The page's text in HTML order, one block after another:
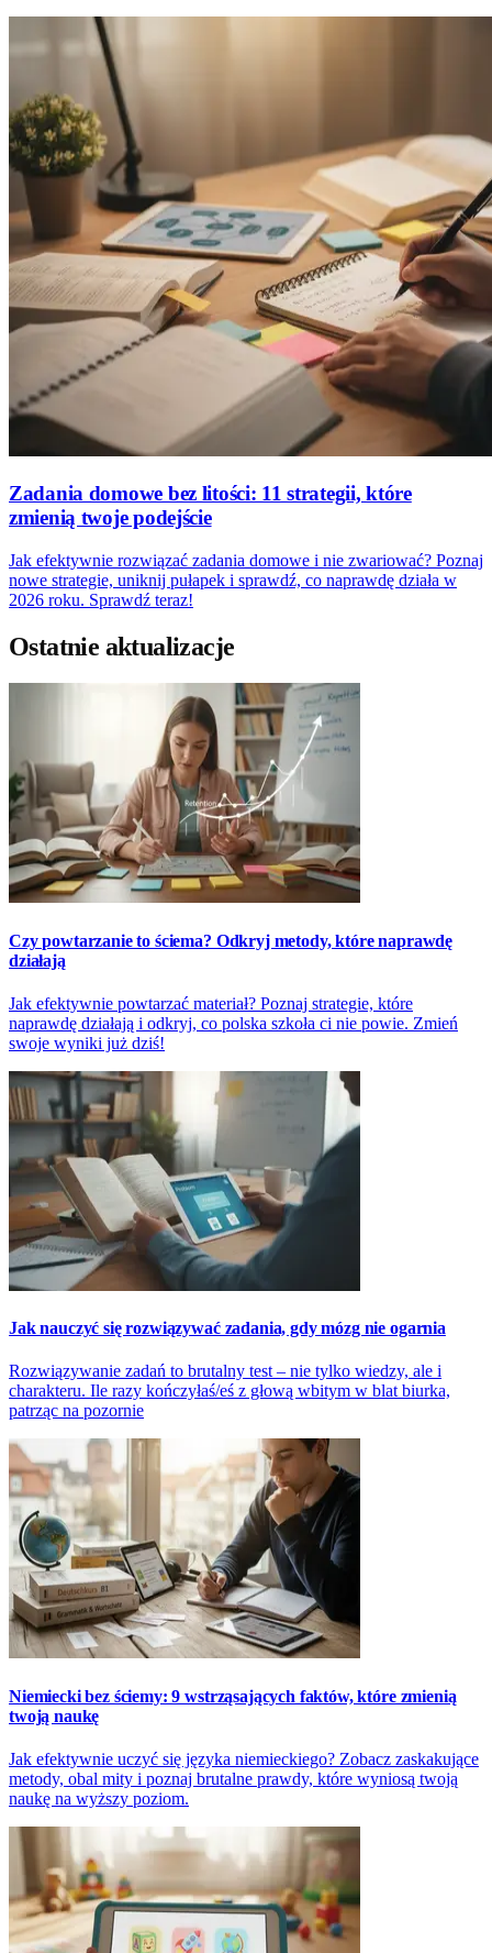
Zadania domowe bez litości: 11 strategii, które
zmienią twoje podejście
Jak efektywnie rozwiązać zadania domowe i nie zwariować? Poznaj
nowe strategie, uniknij pułapek i sprawdź, co naprawdę działa w
2026 roku. Sprawdź teraz!
Ostatnie aktualizacje
Czy powtarzanie to ściema? Odkryj metody, które naprawdę
działają
Jak efektywnie powtarzać materiał? Poznaj strategie, które
naprawdę działają i odkryj, co polska szkoła ci nie powie. Zmień
swoje wyniki już dziś!
Jak nauczyć się rozwiązywać zadania, gdy mózg nie ogarnia
Rozwiązywanie zadań to brutalny test – nie tylko wiedzy, ale i
charakteru. Ile razy kończyłaś/eś z głową wbitym w blat biurka,
patrząc na pozornie
Niemiecki bez ściemy: 9 wstrząsających faktów, które zmienią
twoją naukę
Jak efektywnie uczyć się języka niemieckiego? Zobacz zaskakujące
metody, obal mity i poznaj brutalne prawdy, które wyniosą twoją
naukę na wyższy poziom.